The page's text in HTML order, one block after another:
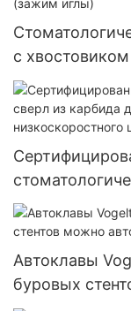
с
нержавеющей
шлифования
Автоклавы
буровых